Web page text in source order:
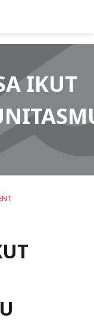
IKUT